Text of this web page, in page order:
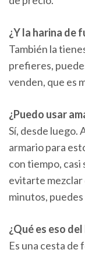
¿Y la harina de
También la
prefieres,
venden, que es
¿Puedo usar
Sí, desde luego.
armario para
con tiempo, casi
evitarte mezclar
minutos, puedes
¿Qué es eso
Es una cesta de